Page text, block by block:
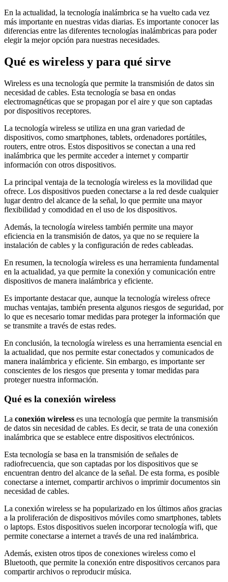
En la actualidad, la tecnología inalámbrica se ha vuelto cada vez
más importante en nuestras vidas diarias. Es importante conocer las
diferencias entre las diferentes tecnologías inalámbricas para poder
elegir la mejor opción para nuestras necesidades.
Qué es wireless y para qué sirve
Wireless es una tecnología que permite la transmisión de datos sin
necesidad de cables. Esta tecnología se basa en ondas
electromagnéticas que se propagan por el aire y que son captadas
por dispositivos receptores.
La tecnología wireless se utiliza en una gran variedad de
dispositivos, como smartphones, tablets, ordenadores portátiles,
routers, entre otros. Estos dispositivos se conectan a una red
inalámbrica que les permite acceder a internet y compartir
información con otros dispositivos.
La principal ventaja de la tecnología wireless es la movilidad que
ofrece. Los dispositivos pueden conectarse a la red desde cualquier
lugar dentro del alcance de la señal, lo que permite una mayor
flexibilidad y comodidad en el uso de los dispositivos.
Además, la tecnología wireless también permite una mayor
eficiencia en la transmisión de datos, ya que no se requiere la
instalación de cables y la configuración de redes cableadas.
En resumen, la tecnología wireless es una herramienta fundamental
en la actualidad, ya que permite la conexión y comunicación entre
dispositivos de manera inalámbrica y eficiente.
Es importante destacar que, aunque la tecnología wireless ofrece
muchas ventajas, también presenta algunos riesgos de seguridad, por
lo que es necesario tomar medidas para proteger la información que
se transmite a través de estas redes.
En conclusión, la tecnología wireless es una herramienta esencial en
la actualidad, que nos permite estar conectados y comunicados de
manera inalámbrica y eficiente. Sin embargo, es importante ser
conscientes de los riesgos que presenta y tomar medidas para
proteger nuestra información.
Qué es la conexión wireless
La conexión wireless es una tecnología que permite la transmisión
de datos sin necesidad de cables. Es decir, se trata de una conexión
inalámbrica que se establece entre dispositivos electrónicos.
Esta tecnología se basa en la transmisión de señales de
radiofrecuencia, que son captadas por los dispositivos que se
encuentran dentro del alcance de la señal. De esta forma, es posible
conectarse a internet, compartir archivos o imprimir documentos sin
necesidad de cables.
La conexión wireless se ha popularizado en los últimos años gracias
a la proliferación de dispositivos móviles como smartphones, tablets
o laptops. Estos dispositivos suelen incorporar tecnología wifi, que
permite conectarse a internet a través de una red inalámbrica.
Además, existen otros tipos de conexiones wireless como el
Bluetooth, que permite la conexión entre dispositivos cercanos para
compartir archivos o reproducir música.